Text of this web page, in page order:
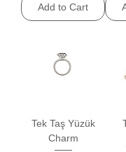
Add to Cart
Tek Taş Yüzük
Charm